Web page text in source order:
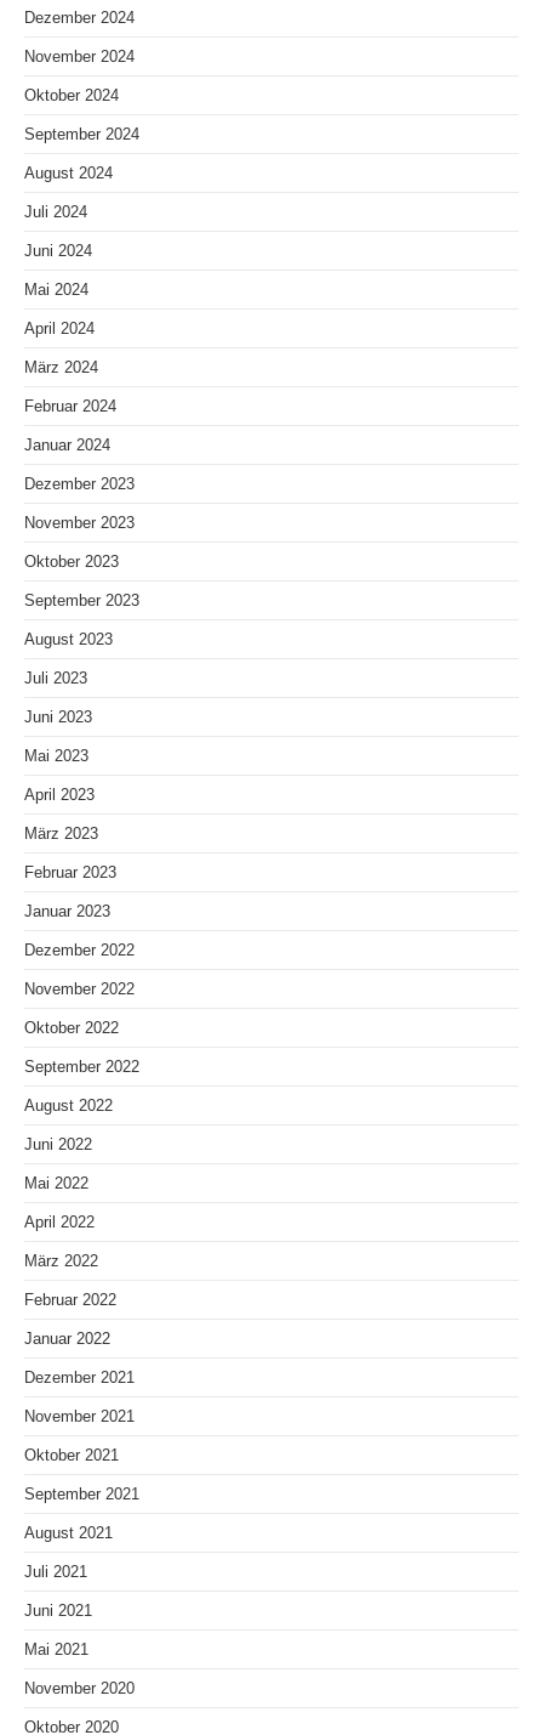
Dezember 2024
November 2024
Oktober 2024
September 2024
August 2024
Juli 2024
Juni 2024
Mai 2024
April 2024
März 2024
Februar 2024
Januar 2024
Dezember 2023
November 2023
Oktober 2023
September 2023
August 2023
Juli 2023
Juni 2023
Mai 2023
April 2023
März 2023
Februar 2023
Januar 2023
Dezember 2022
November 2022
Oktober 2022
September 2022
August 2022
Juni 2022
Mai 2022
April 2022
März 2022
Februar 2022
Januar 2022
Dezember 2021
November 2021
Oktober 2021
September 2021
August 2021
Juli 2021
Juni 2021
Mai 2021
November 2020
Oktober 2020